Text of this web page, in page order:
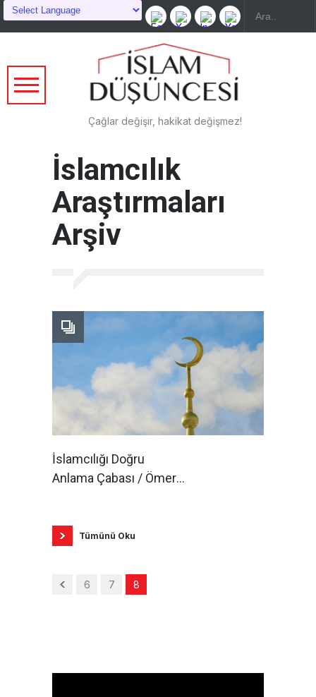
Çağlar değişir, hakikat değişmez!
İslamcılık
Araştırmaları
Arşiv
İslamcılığı Doğru
Anlama Çabası / Ömer
Tümünü Oku
6 7 8